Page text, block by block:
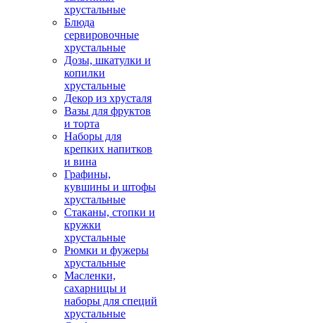
хрустальные
Блюда
сервировочные
хрустальные
Дозы, шкатулки и
копилки
хрустальные
Декор из хрусталя
Вазы для фруктов
и торта
Наборы для
крепких напитков
и вина
Графины,
кувшины и штофы
хрустальные
Стаканы, стопки и
кружки
хрустальные
Рюмки и фужеры
хрустальные
Масленки,
сахарницы и
наборы для специй
хрустальные